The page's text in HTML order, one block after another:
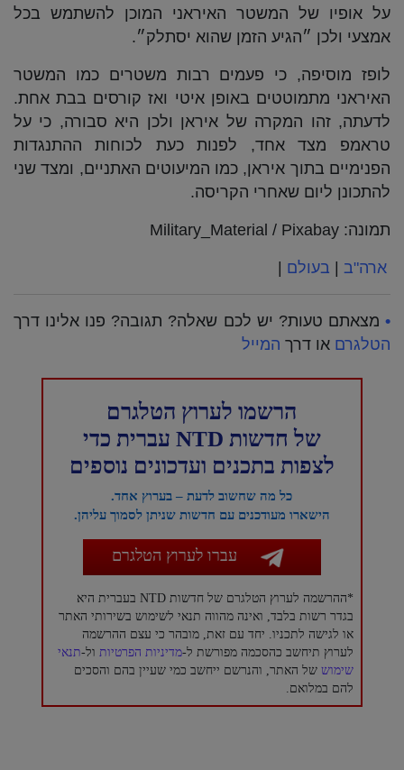
על אופיו של המשטר האיראני המוכן להשתמש בכל
אמצעי ולכן ״הגיע הזמן שהוא יסתלק״.
לופז מוסיפה, כי פעמים רבות משטרים כמו המשטר
האיראני מתמוטטים באופן איטי ואז קורסים בבת אחת.
לדעתה, זהו המקרה של איראן ולכן היא סבורה, כי על
טראמפ מצד אחד, לפנות כעת לכוחות ההתנגדות
הפנימיים בתוך איראן, כמו המיעוטים האתניים, ומצד שני
להתכונן ליום שאחרי הקריסה.
תמונה: Military_Material / Pixabay
ארה"ב בעולם
• מצאתם טעות? יש לכם שאלה? תגובה? פנו אלינו דרך
הטלגרם או דרך המייל
הרשמו לערוץ הטלגרם
של חדשות NTD עברית כדי
לצפות בתכנים ועדכונים נוספים
כל מה שחשוב לדעת – בערוץ אחד.
הישארו מעודכנים עם חדשות שניתן לסמוך עליהן.
עברו לערוץ הטלגרם
*ההרשמה לערוץ הטלגרם של חדשות NTD בעברית היא
בגדר רשות בלבד, ואינה מהווה תנאי לשימוש בשירותי האתר
או לגישה לתכניו. יחד עם זאת, מובהר כי עצם ההרשמה
לערוץ תיחשב כהסכמה מפורשת ל-מדיניות הפרטיות ול-תנאי
שימוש של האתר, והנרשם ייחשב כמי שעיין בהם והסכים
להם במלואם.